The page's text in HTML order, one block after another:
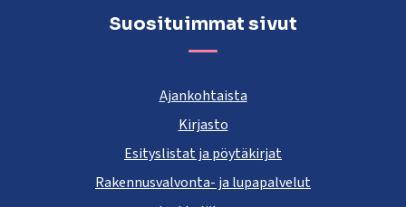
Suosituimmat sivut
Ajankohtaista
Kirjasto
Esityslistat ja pöytäkirjat
Rakennusvalvonta- ja lupapalvelut